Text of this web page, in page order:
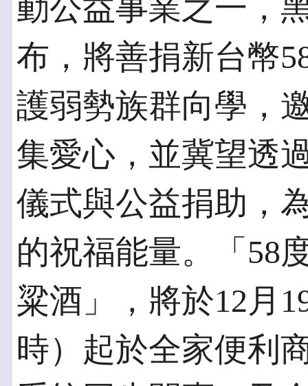
動公益事業之一，
布，將善捐新台幣
護弱勢族群向學，
集愛心，並冀望透
儀式與公益捐助，
的祝福能量。「58
粱酒」，將於12月
時）起於全家便利